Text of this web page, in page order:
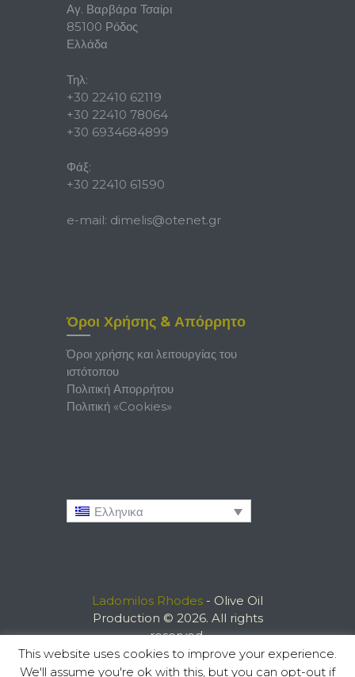
Αγ. Βαρβάρα Τσαίρι
85100 Ρόδος
Ελλάδα
Τηλ:
+30 22410 62119
+30 22410 78064
+30 6934684899
Φάξ:
+30 22410 61590
e-mail: dimelis@otenet.gr
Όροι Χρήσης & Απόρρητο
Όροι χρήσης και λειτουργίας του
ιστότοπου
Πολιτική Απορρήτου
Πολιτική «Cookies»
Ελληνικα
Ladomilos Rhodes - Olive Oil
Production © 2026. All rights
reserved.
This website uses cookies to improve your experience.
We'll assume you're ok with this, but you can opt-out if